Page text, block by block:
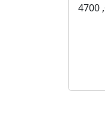
4700